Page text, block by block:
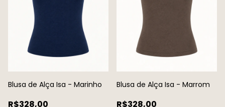
Blusa de Alça Isa - Marinho
R$328,00
Blusa de Alça Isa - Marrom
R$328,00